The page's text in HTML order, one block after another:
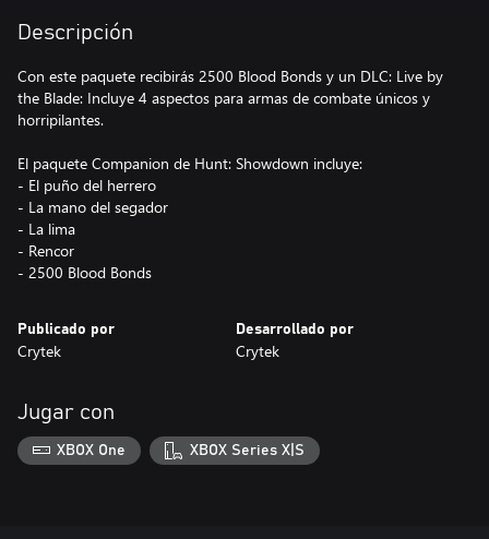
Descripción
Con este paquete recibirás 2500 Blood Bonds y un DLC: Live by
the Blade: Incluye 4 aspectos para armas de combate únicos y
horripilantes.
El paquete Companion de Hunt: Showdown incluye:
- El puño del herrero
- La mano del segador
- La lima
- Rencor
- 2500 Blood Bonds
Publicado por
Crytek
Desarrollado por
Crytek
Jugar con
XBOX One XBOX Series X|S